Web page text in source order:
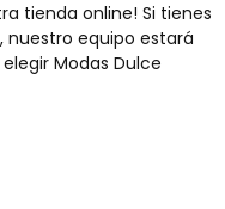
tienda online! Si tienes
nuestro equipo estará
Modas Dulce